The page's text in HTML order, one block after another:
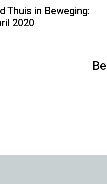
Thuis in Beweging:
2020